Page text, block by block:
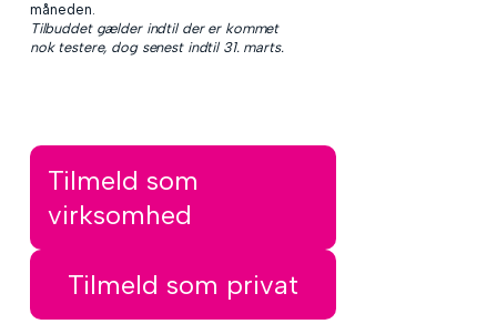
måneden.
Tilbuddet gælder indtil der er kommet
nok testere, dog senest indtil 31. marts.
Tilmeld som
virksomhed
Tilmeld som privat